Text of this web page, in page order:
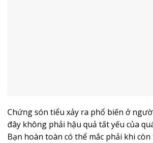
Chứng són tiểu xảy ra phổ biến ở
đây không phải hậu quả tất yếu của
Bạn hoàn toàn có thể mắc phải khi